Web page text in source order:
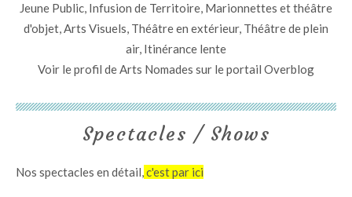
Jeune Public, Infusion de Territoire, Marionnettes et théâtre
d'objet, Arts Visuels, Théâtre en extérieur, Théâtre de plein
air, Itinérance lente
Voir le profil deArts Nomades sur le portail Overblog
Spectacles / Shows
Nos spectacles en détail,c'est par ici